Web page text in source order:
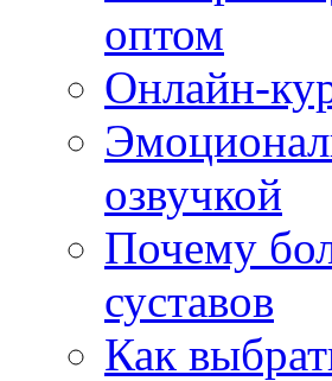
оптом
Онлайн-
озвучкой
Почему
суставов
Как